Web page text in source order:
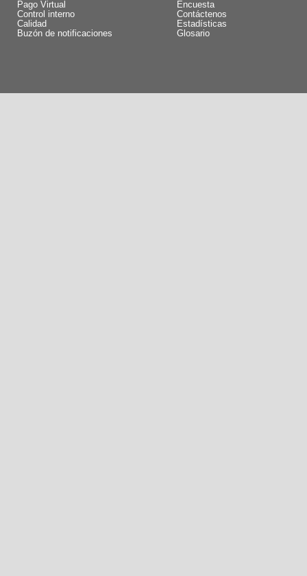
Pago Virtual
Control interno
Calidad
Buzón de notificaciones
Encuesta
Contáctenos
Estadísticas
Glosario